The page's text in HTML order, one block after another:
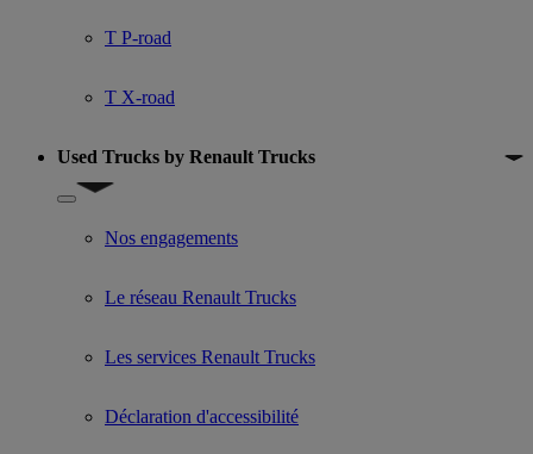
T P-road
T X-road
Used Trucks by Renault Trucks
Show submenu for Used Trucks by Renault Trucks
Nos engagements
Le réseau Renault Trucks
Les services Renault Trucks
Déclaration d'accessibilité